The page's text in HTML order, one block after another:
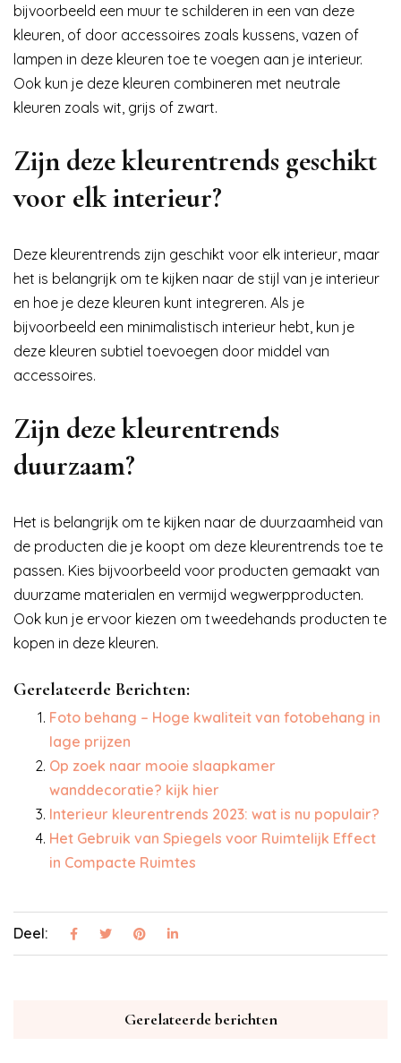
bijvoorbeeld een muur te schilderen in een van deze
kleuren, of door accessoires zoals kussens, vazen of
lampen in deze kleuren toe te voegen aan je interieur.
Ook kun je deze kleuren combineren met neutrale
kleuren zoals wit, grijs of zwart.
Zijn deze kleurentrends geschikt
voor elk interieur?
Deze kleurentrends zijn geschikt voor elk interieur, maar
het is belangrijk om te kijken naar de stijl van je interieur
en hoe je deze kleuren kunt integreren. Als je
bijvoorbeeld een minimalistisch interieur hebt, kun je
deze kleuren subtiel toevoegen door middel van
accessoires.
Zijn deze kleurentrends
duurzaam?
Het is belangrijk om te kijken naar de duurzaamheid van
de producten die je koopt om deze kleurentrends toe te
passen. Kies bijvoorbeeld voor producten gemaakt van
duurzame materialen en vermijd wegwerpproducten.
Ook kun je ervoor kiezen om tweedehands producten te
kopen in deze kleuren.
Gerelateerde Berichten:
Foto behang – Hoge kwaliteit van fotobehang in
lage prijzen
Op zoek naar mooie slaapkamer
wanddecoratie? kijk hier
Interieur kleurentrends 2023: wat is nu populair?
Het Gebruik van Spiegels voor Ruimtelijk Effect
in Compacte Ruimtes
Deel:
Gerelateerde berichten